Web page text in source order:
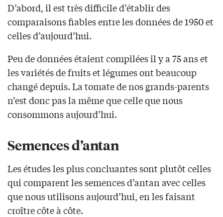
D’abord, il est très difficile d’établir des
comparaisons fiables entre les données de 1950 et
celles d’aujourd’hui.
Peu de données étaient compilées il y a 75 ans et
les variétés de fruits et légumes ont beaucoup
changé depuis. La tomate de nos grands-parents
n’est donc pas la même que celle que nous
consommons aujourd’hui.
Semences d’antan
Les études les plus concluantes sont plutôt celles
qui comparent les semences d’antan avec celles
que nous utilisons aujourd’hui, en les faisant
croître côte à côte.